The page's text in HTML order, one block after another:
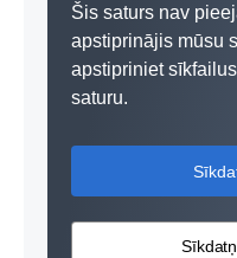
Šis saturs nav
apstiprinājis mūsu
apstipriniet
saturu.